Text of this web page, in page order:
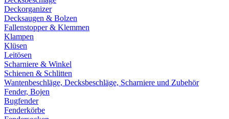
Deckorganizer
Decksaugen & Bolzen
Fallenstopper & Klemmen
Klampen
Klüsen
Leitösen
Scharniere & Winkel
Schienen & Schlitten
Wantenbeschläge, Decksbeschläge, Scharniere und Zubehör
Fender, Bojen
Bugfender
Fenderkörbe